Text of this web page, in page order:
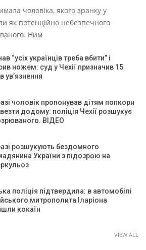
чоловіка, якого зранку у
як потенційно небезпечного
Ним
“усіх українців треба вбити” і
ножем: суд у Чехії призначив 15
ув’язнення
чоловік пропонував дітям попкорн
додому: поліція Чехії розшукує
ВІДЕО
розшукують бездомного
України з підозрою на
поліція підтвердила: в автомобілі
митрополита Іларіона
кокаїн
VIEW ALL